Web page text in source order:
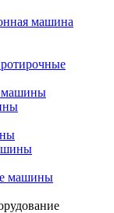
машина
машины
машины